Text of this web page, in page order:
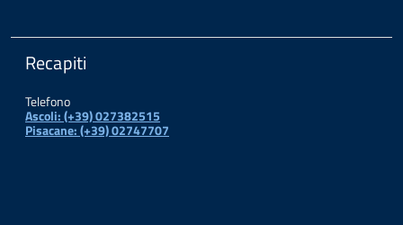
Recapiti
Telefono
Ascoli: (+39) 027382515
Pisacane: (+39) 02747707